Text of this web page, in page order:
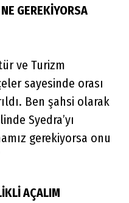
GEREKİYORSA
ve Turizm
sayesinde orası
Ben şahsi olarak
Syedra’yı
gerekiyorsa onu
AÇALIM